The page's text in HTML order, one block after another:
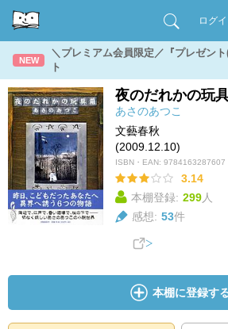
ログ
NEW
＼プレミアム会員限定／『プレゼン
ト
夜のだれかの玩
あさのあつこ
文藝春秋
(2009.12.10)
ISBN・EAN: 9784163287607
3.14
本棚登録: 299人
感想: 53件
本棚に登録す